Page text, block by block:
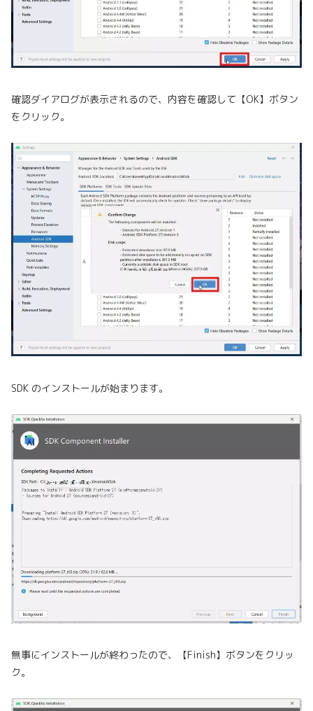
確認ダイアログが表示されるので、内容を確認して【OK】ボタン
をクリック。
SDK のインストールが始まります。
無事にインストールが終わったので、【Finish】ボタンをクリッ
ク。